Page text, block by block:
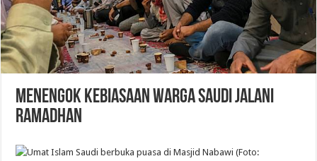
Menengok Kebiasaan Warga Saudi Jalani
Ramadhan